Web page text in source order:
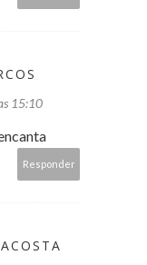
15:10
Responder